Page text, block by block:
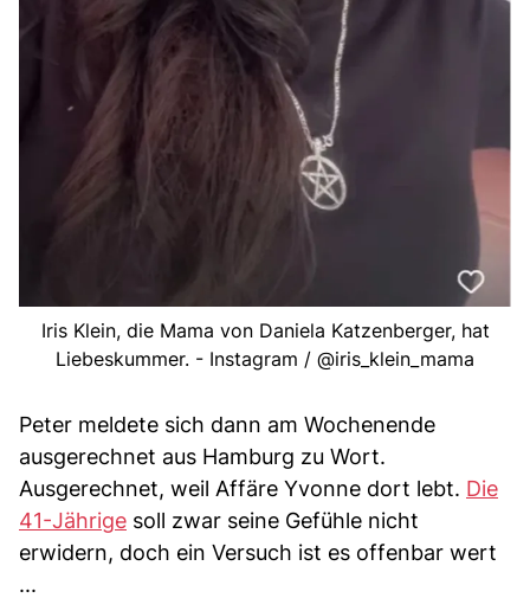
Iris Klein, die Mama von Daniela Katzenberger, hat
Liebeskummer. - Instagram / @iris_klein_mama
Peter meldete sich dann am Wochenende
ausgerechnet aus Hamburg zu Wort.
Ausgerechnet, weil Affäre Yvonne dort lebt. Die
41-Jährige soll zwar seine Gefühle nicht
erwidern, doch ein Versuch ist es offenbar wert
...